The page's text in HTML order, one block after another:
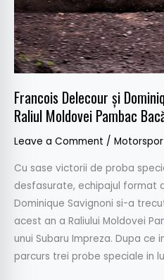
Francois Delecour și
Raliul Moldovei Pambac
Leave a Comment /
Cu sase victorii de proba
desfasurate, echipajul format
Dominique Savignoni si-a
acest an a Raliului Moldovei
unui Subaru Impreza. Dupa ce
parcurs trei probe speciale in
Raliul
Moldovei
Pambac
Bacău
2014